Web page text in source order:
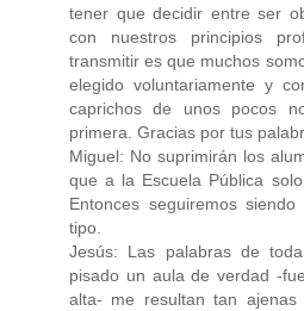
tener que decidir entre ser
con nuestros principios
transmitir es que muchos
elegido voluntariamente y
caprichos de unos pocos
primera. Gracias por tus
Miguel: No suprimirán los
que a la Escuela Pública
Entonces seguiremos
tipo.
Jesús: Las palabras de
pisado un aula de verdad -
alta- me resultan tan